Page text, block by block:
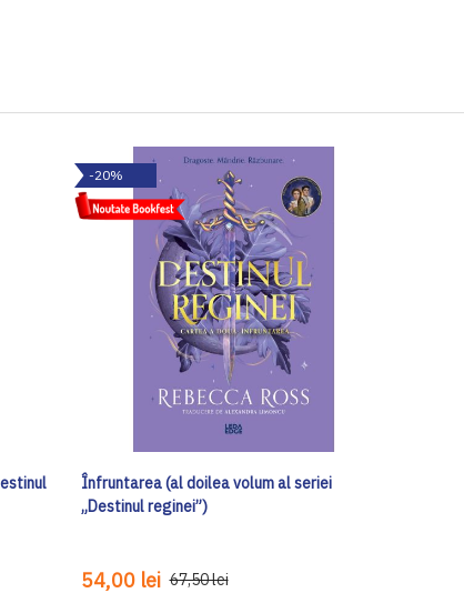
-20%
Înfruntarea (al doilea volum al seriei
„Destinul reginei”)
54,00 lei 67,50 lei